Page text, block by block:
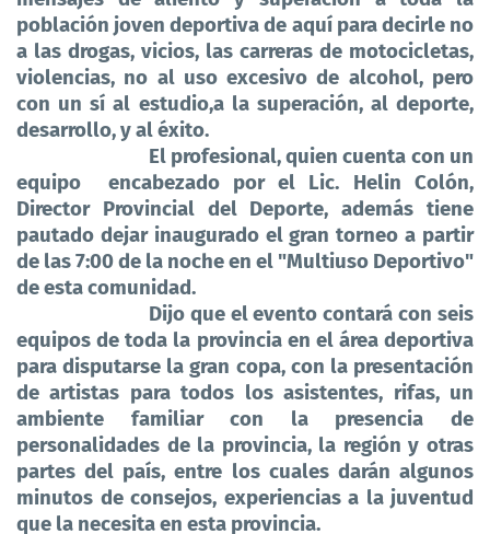
población joven deportiva de aquí para decirle no
a las drogas, vicios, las carreras de motocicletas,
violencias, no al uso excesivo de alcohol, pero
con un sí al estudio,a la superación, al deporte,
desarrollo, y al éxito.
El profesional, quien cuenta con un
equipo encabezado por el Lic. Helin Colón,
Director Provincial del Deporte, además tiene
pautado dejar inaugurado el gran torneo a partir
de las 7:00 de la noche en el "Multiuso Deportivo"
de esta comunidad.
Dijo que el evento contará con seis
equipos de toda la provincia en el área deportiva
para disputarse la gran copa, con la presentación
de artistas para todos los asistentes, rifas, un
ambiente familiar con la presencia de
personalidades de la provincia, la región y otras
partes del país, entre los cuales darán algunos
minutos de consejos, experiencias a la juventud
que la necesita en esta provincia.